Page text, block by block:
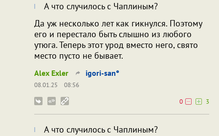
А что случилось с Чаплиным?
Да уж несколько лет как гикнулся. Поэтому
его и перестало быть слышно из любого
утюга. Теперь этот урод вместо него, свято
место пусто не бывает.
Alex Exler igori-san°
08.01.25
08:56
0
3
А что случилось с Чаплиным?